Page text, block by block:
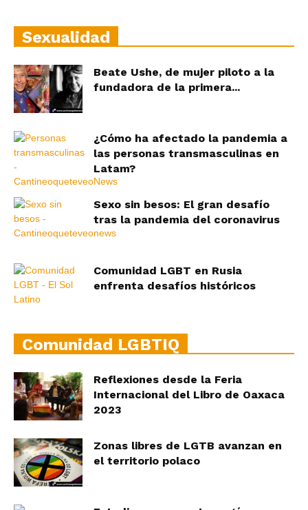
Sexualidad
Beate Ushe, de mujer piloto a la
fundadora de la primera...
¿Cómo ha afectado la pandemia a
las personas transmasculinas en
Latam?
Sexo sin besos: El gran desafío
tras la pandemia del coronavirus
Comunidad LGBT en Rusia
enfrenta desafíos históricos
Comunidad LGBTIQ
Reflexiones desde la Feria
Internacional del Libro de Oaxaca
2023
Zonas libres de LGTB avanzan en
el territorio polaco